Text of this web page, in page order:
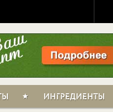
ИНГРЕДИЕНТЫ